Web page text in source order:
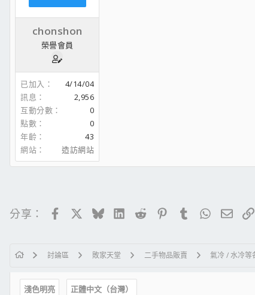
chonshon
榮譽會員
已加入
4/14/04
訊息
2,956
互動分數
0
點數
0
年齡
43
網站
造訪網站
分享： FacebookBlueskyLinkedIn
RedditPinterestTumblr 電子
討論區 敗家天堂 二手物品販賣 氣冷 / 水冷等
淺色明亮 正體中文（台灣）